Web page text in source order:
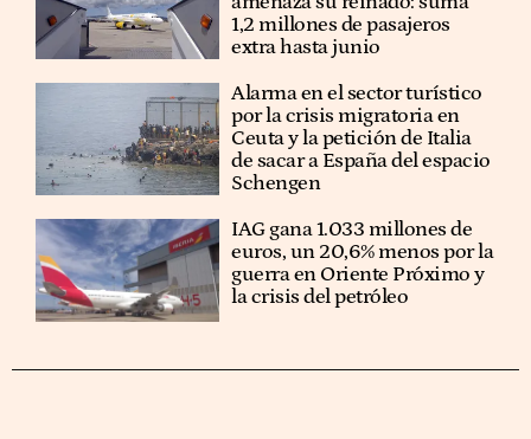
1,2 millones de pasajeros
extra hasta junio
Alarma en el sector turístico
por la crisis migratoria en
Ceuta y la petición de Italia
de sacar a España del espacio
Schengen
IAG gana 1.033 millones de
euros, un 20,6% menos por la
guerra en Oriente Próximo y
la crisis del petróleo